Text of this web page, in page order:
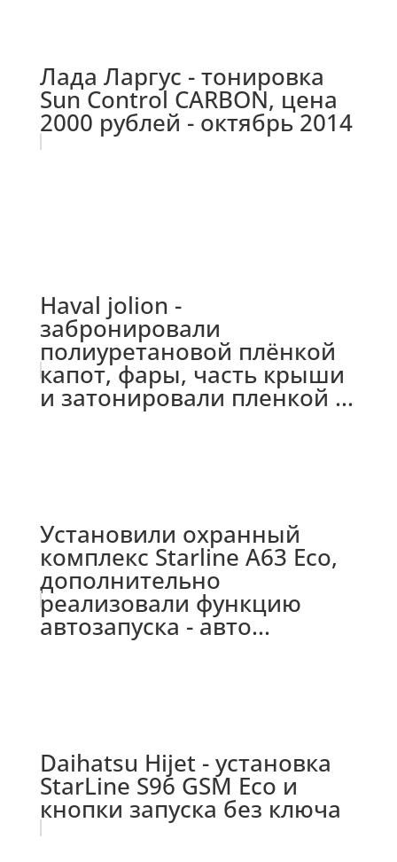
Лада Ларгус - тонировка
Sun Control CARBON, цена
2000 рублей - октябрь 2014
Haval jolion -
забронировали
полиуретановой плёнкой
капот, фары, часть крыши
и затонировали пленкой ...
Установили охранный
комплекс Starline A63 Eco,
дополнительно
реализовали функцию
автозапуска - авто...
Daihatsu Hijet - установка
StarLine S96 GSM Eco и
кнопки запуска без ключа